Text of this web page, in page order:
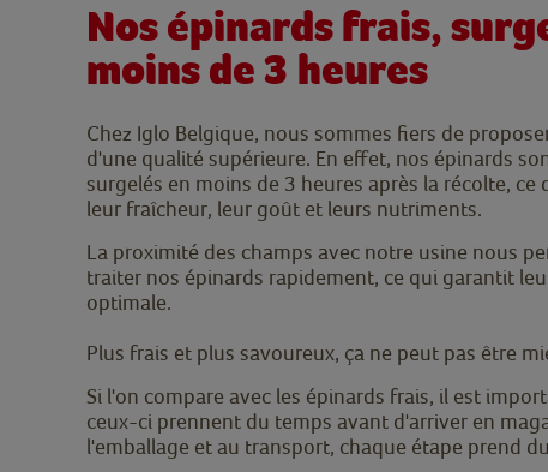
Nos épinards frais,
moins de 3 heures
Chez Iglo Belgique, nous sommes fiers de
d'une qualité supérieure. En effet, nos épinards
surgelés en moins de 3 heures après la récolte,
leur fraîcheur, leur goût et leurs nutriments.
La proximité des champs avec notre usine nous
traiter nos épinards rapidement, ce qui garantit
optimale.
Plus frais et plus savoureux, ça ne peut pas être
Si l'on compare avec les épinards frais, il est
ceux-ci prennent du temps avant d'arriver en
l'emballage et au transport, chaque étape prend